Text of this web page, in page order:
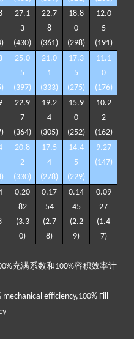
)
27.1
3
(430)
22.7
8
(361)
18.8
0
(298)
12.0
5
(191)
)
25.0
5
(397)
21.0
1
(333)
17.3
5
(275)
11.1
0
(176)
)
22.9
7
(364)
19.2
4
(305)
15.9
0
(252)
10.2
2
(162)
)
20.8
2
(330)
17.5
4
(278)
14.4
5
(229)
9.27
(147)
0.20
82
(3.3
0)
0.17
54
(2.7
8)
0.14
45
(2.2
9)
0.09
27
(1.4
7)
充满系数和 100%容积效率计
efficiency,100% Fill